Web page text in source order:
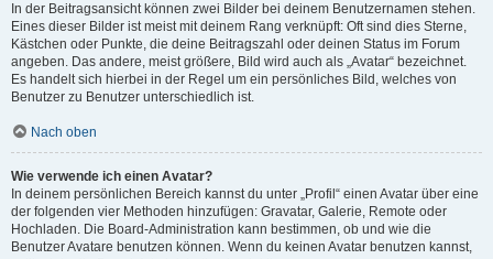
In der Beitragsansicht können zwei Bilder bei deinem Benutzernamen stehen.
Eines dieser Bilder ist meist mit deinem Rang verknüpft: Oft sind dies Sterne,
Kästchen oder Punkte, die deine Beitragszahl oder deinen Status im Forum
angeben. Das andere, meist größere, Bild wird auch als „Avatar“ bezeichnet.
Es handelt sich hierbei in der Regel um ein persönliches Bild, welches von
Benutzer zu Benutzer unterschiedlich ist.
Nach oben
Wie verwende ich einen Avatar?
In deinem persönlichen Bereich kannst du unter „Profil“ einen Avatar über eine
der folgenden vier Methoden hinzufügen: Gravatar, Galerie, Remote oder
Hochladen. Die Board-Administration kann bestimmen, ob und wie die
Benutzer Avatare benutzen können. Wenn du keinen Avatar benutzen kannst,